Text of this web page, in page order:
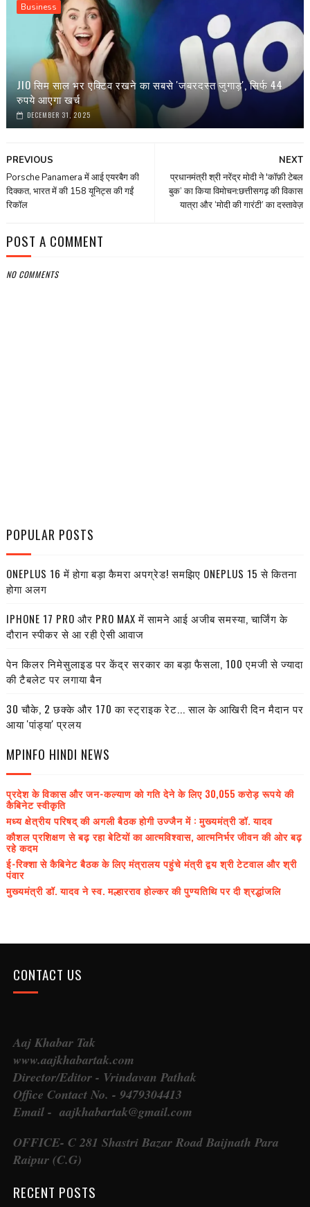
Business
JIO सिम साल भर एक्टिव रखने का सबसे 'जबरदस्त जुगाड़', सिर्फ 44
रुपये आएगा खर्च
DECEMBER 31, 2025
NEXT
प्रधानमंत्री श्री नरेंद्र मोदी ने 'कॉफ़ी टेबल
बुक’ का किया विमोचन:छत्तीसगढ़ की विकास
यात्रा और ‘मोदी की गारंटी’ का दस्तावेज़
PREVIOUS
Porsche Panamera में आई एयरबैग की
दिक्कत, भारत में की 158 यूनिट्स की गईं
रिकॉल
POST A COMMENT
NO COMMENTS
POPULAR POSTS
ONEPLUS 16 में होगा बड़ा कैमरा अपग्रेड! समझिए ONEPLUS 15 से कितना
होगा अलग
IPHONE 17 PRO और PRO MAX में सामने आई अजीब समस्या, चार्जिंग के
दौरान स्पीकर से आ रही ऐसी आवाज
पेन किलर निमेसुलाइड पर केंद्र सरकार का बड़ा फैसला, 100 एमजी से ज्यादा
की टैबलेट पर लगाया बैन
30 चौके, 2 छक्के और 170 का स्ट्राइक रेट... साल के आखिरी दिन मैदान पर
आया 'पांड्या' प्रलय
MPINFO HINDI NEWS
प्रदेश के विकास और जन-कल्याण को गति देने के लिए 30,055 करोड़ रूपये की
कैबिनेट स्वीकृति
मध्य क्षेत्रीय परिषद् की अगली बैठक होगी उज्जैन में : मुख्यमंत्री डॉ. यादव
कौशल प्रशिक्षण से बढ़ रहा बेटियों का आत्मविश्वास, आत्मनिर्भर जीवन की ओर बढ़
रहे कदम
ई-रिक्शा से कैबिनेट बैठक के लिए मंत्रालय पहुंचे मंत्री द्वय श्री टेटवाल और श्री
पंवार
मुख्यमंत्री डॉ. यादव ने स्व. मल्हारराव होल्कर की पुण्यतिथि पर दी श्रद्धांजलि
CONTACT US
Aaj Khabar Tak
www.aajkhabartak.com
Director/Editor - Vrindavan Pathak
Office Contact No. - 9479304413
Email - aajkhabartak@gmail.com
OFFICE- C 281 Shastri Bazar Road Baijnath Para
Raipur (C.G)
RECENT POSTS